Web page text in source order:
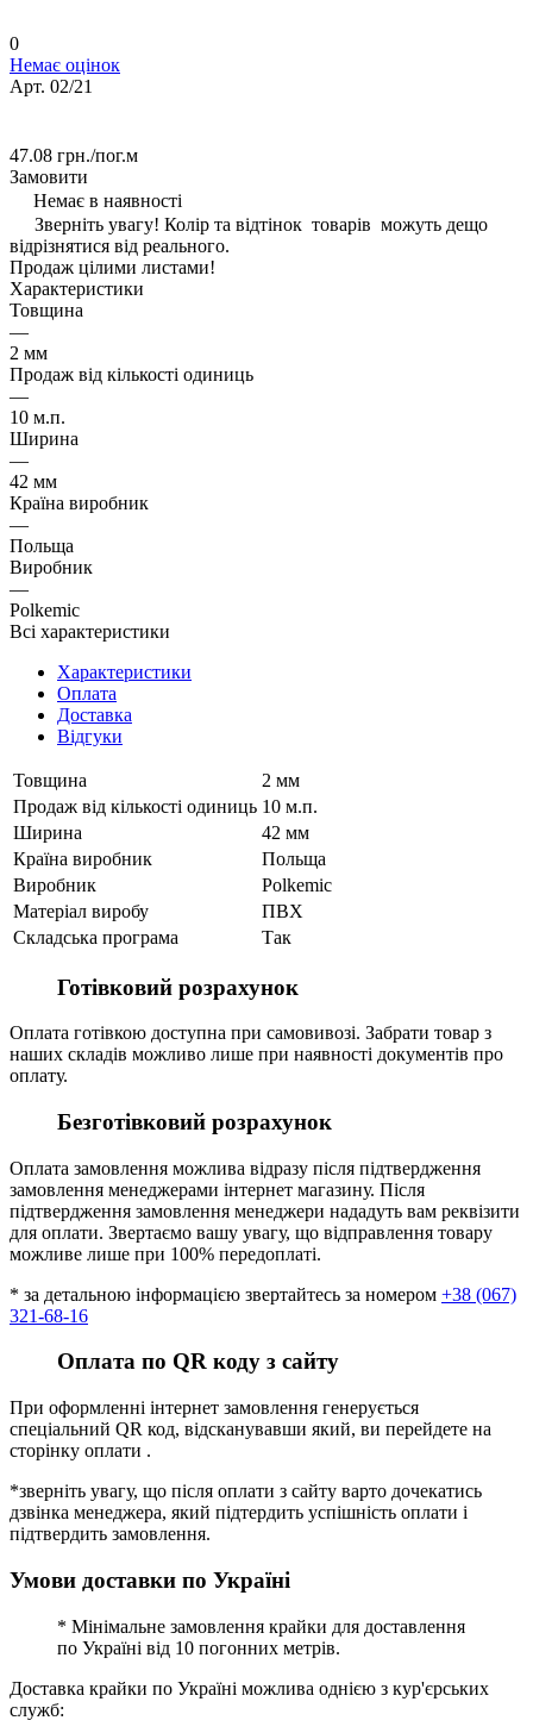
0
Немає оцінок
Арт. 02/21
47.08 грн./пог.м
Замовити
Немає в наявності
Зверніть увагу! Колір та відтінок товарів можуть дещо
відрізнятися від реального.
Продаж цілими листами!
Характеристики
Товщина
—
2 мм
Продаж від кількості одиниць
—
10 м.п.
Ширина
—
42 мм
Країна виробник
—
Польща
Виробник
—
Polkemic
Всі характеристики
Характеристики
Оплата
Доставка
Відгуки
Товщина
2 мм
Продаж від кількості одиниць 10 м.п.
Ширина
42 мм
Країна виробник
Польща
Виробник
Polkemic
Матеріал виробу
ПВХ
Складська програма
Так
Готівковий розрахунок
Оплата готівкою доступна при самовивозі. Забрати товар з
наших складів можливо лише при наявності документів про
оплату.
Безготівковий розрахунок
Оплата замовлення можлива відразу після підтвердження
замовлення менеджерами інтернет магазину. Після
підтвердження замовлення менеджери нададуть вам реквізити
для оплати. Звертаємо вашу увагу, що відправлення товару
можливе лише при 100% передоплаті.
* за детальною інформацією звертайтесь за номером +38 (067)
321-68-16
Оплата по QR коду з сайту
При оформленні інтернет замовлення генерується
спеціальний QR код, відсканувавши який, ви перейдете на
сторінку оплати .
*зверніть увагу, що після оплати з сайту варто дочекатись
дзвінка менеджера, який підтердить успішність оплати і
підтвердить замовлення.
Умови доставки по Україні
* Мінімальне замовлення крайки для доставлення
по Україні від 10 погонних метрів.
Доставка крайки по Україні можлива однією з кур'єрських
служб: